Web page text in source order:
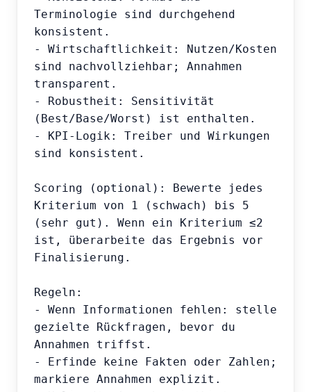
Terminologie sind durchgehend
konsistent.
- Wirtschaftlichkeit: Nutzen/Kosten
sind nachvollziehbar; Annahmen
transparent.
- Robustheit: Sensitivität
(Best/Base/Worst) ist enthalten.
- KPI-Logik: Treiber und Wirkungen
sind konsistent.
Scoring (optional): Bewerte jedes
Kriterium von 1 (schwach) bis 5
(sehr gut). Wenn ein Kriterium ≤2
ist, überarbeite das Ergebnis vor
Finalisierung.
Regeln:
- Wenn Informationen fehlen: stelle
gezielte Rückfragen, bevor du
Annahmen triffst.
- Erfinde keine Fakten oder Zahlen;
markiere Annahmen explizit.